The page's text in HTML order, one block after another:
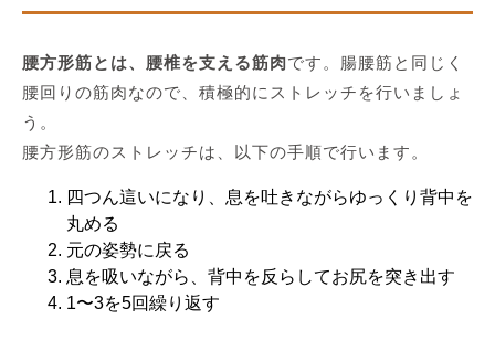
腰方形筋とは、腰椎を支える筋肉です。腸腰筋と同じく
腰回りの筋肉なので、積極的にストレッチを行いましょ
う。
腰方形筋のストレッチは、以下の手順で行います。
四つん這いになり、息を吐きながらゆっくり背中を
丸める
元の姿勢に戻る
息を吸いながら、背中を反らしてお尻を突き出す
1〜3を5回繰り返す